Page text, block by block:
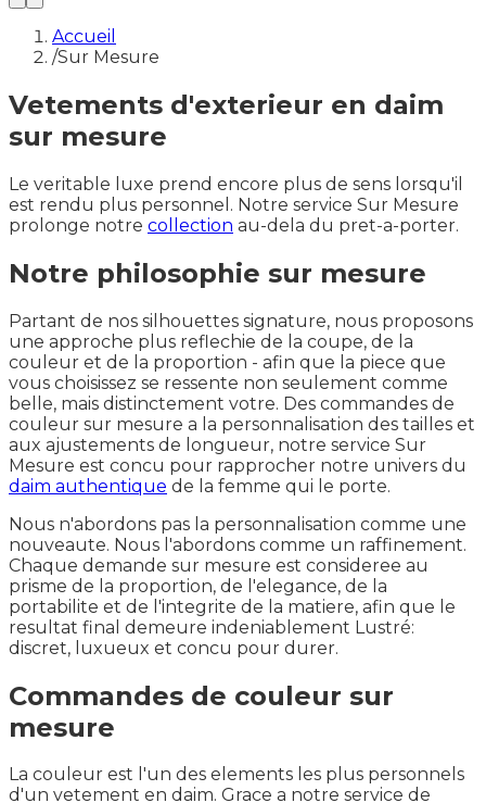
Accueil
/Sur Mesure
Vetements d'exterieur en daim
sur mesure
Le veritable luxe prend encore plus de sens lorsqu'il
est rendu plus personnel. Notre service Sur Mesure
prolonge notre collection au-dela du pret-a-porter.
Notre philosophie sur mesure
Partant de nos silhouettes signature, nous proposons
une approche plus reflechie de la coupe, de la
couleur et de la proportion - afin que la piece que
vous choisissez se ressente non seulement comme
belle, mais distinctement votre. Des commandes de
couleur sur mesure a la personnalisation des tailles et
aux ajustements de longueur, notre service Sur
Mesure est concu pour rapprocher notre univers du
daim authentique de la femme qui le porte.
Nous n'abordons pas la personnalisation comme une
nouveaute. Nous l'abordons comme un raffinement.
Chaque demande sur mesure est consideree au
prisme de la proportion, de l'elegance, de la
portabilite et de l'integrite de la matiere, afin que le
resultat final demeure indeniablement Lustré:
discret, luxueux et concu pour durer.
Commandes de couleur sur
mesure
La couleur est l'un des elements les plus personnels
d'un vetement en daim. Grace a notre service de